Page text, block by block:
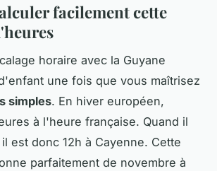
facilement cette
horaire avec la Guyane
une fois que vous maîtrisez
simples. En hiver européen,
à l'heure française. Quand il
est donc 12h à Cayenne. Cette
parfaitement de novembre à